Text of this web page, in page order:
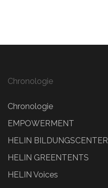
Chronologie
Chronologie
EMPOWERMENT
HELIN BILDUNGSCENTER
HELIN GREENTENTS
HELIN Voices